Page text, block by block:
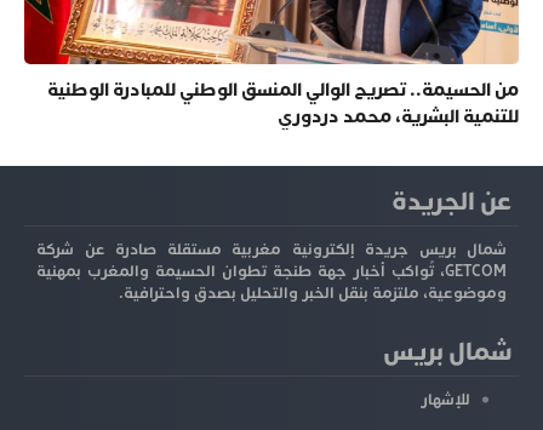
من الحسيمة.. تصريح الوالي المنسق الوطني للمبادرة الوطنية
للتنمية البشرية، محمد دردوري
عن الجريدة
شمال بريس جريدة إلكترونية مغربية مستقلة صادرة عن شركة
GETCOM، تُواكب أخبار جهة طنجة تطوان الحسيمة والمغرب بمهنية
وموضوعية، ملتزمة بنقل الخبر والتحليل بصدق واحترافية.
شمال بريس
للإشهار